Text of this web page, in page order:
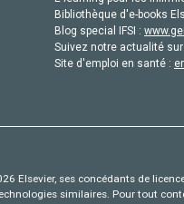
Bibliothèque d'e-books
Blog special IFSI :
Suivez notre actualité
Site d'emploi en santé :
Elsevier, ses concédants de
similaires. Pour tout